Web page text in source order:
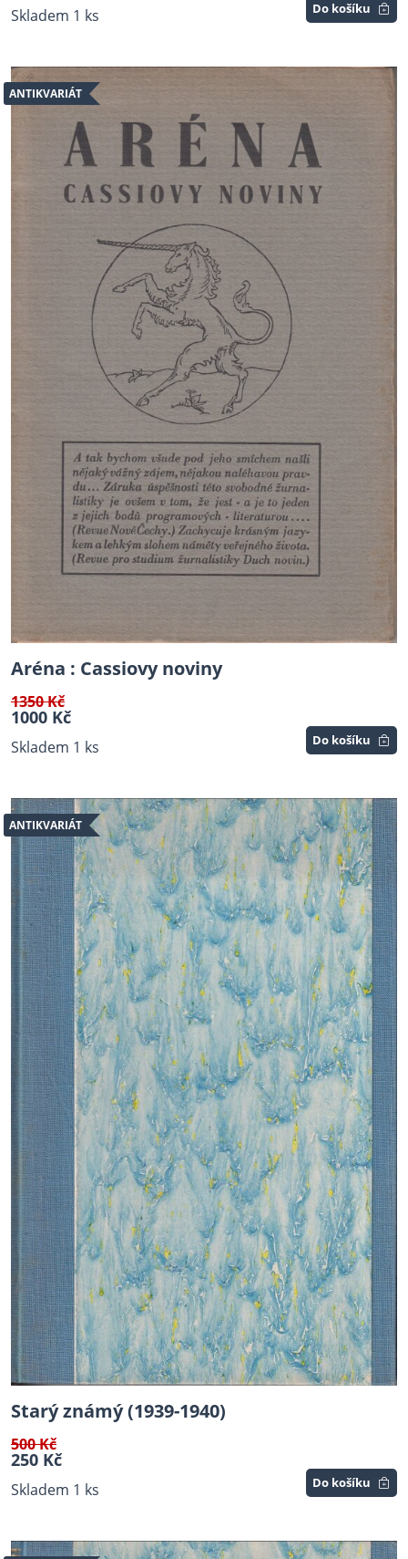
Skladem 1 ks Do košíku
ANTIKVARIÁT
Aréna : Cassiovy noviny
1350 Kč
1000 Kč
Skladem 1 ks Do košíku
ANTIKVARIÁT
Starý známý (1939-1940)
500 Kč
250 Kč
Skladem 1 ks Do košíku